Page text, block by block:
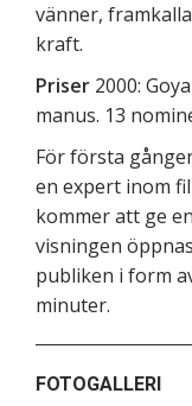
vänner,
kraft.
Priser 2000:
manus. 13
För första
en expert inom
kommer att ge
visningen
publiken i form
minuter.
FOTOGALLERI